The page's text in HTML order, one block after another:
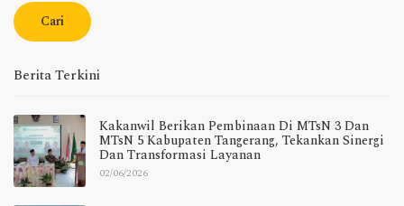
Cari
Berita Terkini
Kakanwil Berikan Pembinaan Di MTsN 3 Dan
MTsN 5 Kabupaten Tangerang, Tekankan Sinergi
Dan Transformasi Layanan
02/06/2026